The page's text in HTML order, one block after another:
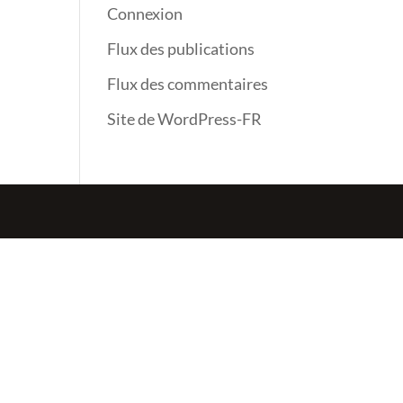
Connexion
Flux des publications
Flux des commentaires
Site de WordPress-FR